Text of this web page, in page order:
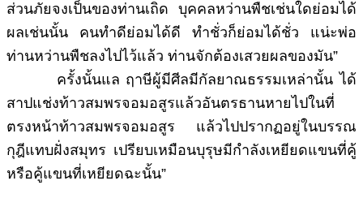
ส่วนภัยจงเป็นของท่านเถิด บุคคลหว่านพืชเช่นใดย่อมได้
ผลเช่นนั้น คนทำดีย่อมได้ดี ทำชั่วก็ย่อมได้ชั่ว แน่ะพ่อ
ท่านหว่านพืชลงไปไว้แล้ว ท่านจักต้องเสวยผลของมัน”
ครั้งนั้นแล ฤาษีผู้มีศีลมีกัลยาณธรรมเหล่านั้น ได้
สาปแช่งท้าวสมพรจอมอสูรแล้วอันตรธานหายไปในที่
ตรงหน้าท้าวสมพรจอมอสูร แล้วไปปรากฏอยู่ในบรรณ
กุฎีแทบฝั่งสมุทร เปรียบเหมือนบุรุษมีกำลังเหยียดแขนที่คู้
หรือคู้แขนที่เหยียดฉะนั้น”